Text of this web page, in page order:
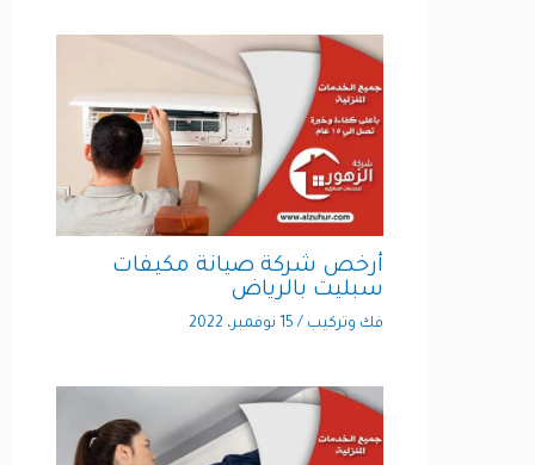
أرخص شركة صيانة مكيفات
سبليت بالرياض
فك وتركيب/15 نوفمبر، 2022